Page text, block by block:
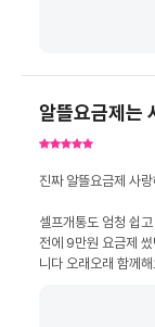
알뜰요금제는
셀프개통도 엄청 쉽
전에 9만원 요금제
니다 오래오래 함께